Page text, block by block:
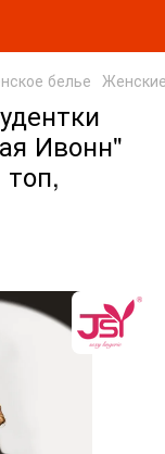
белье
Ивонн"